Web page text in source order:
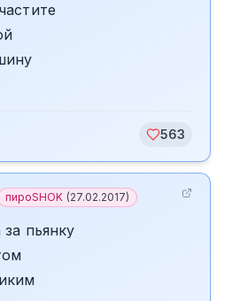
563
пироSHOK (27.02.2017)
пьянку